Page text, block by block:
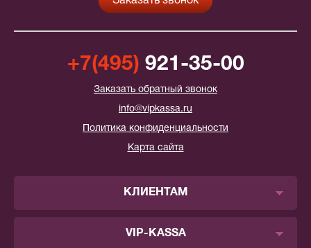
+7(495) 921-35-00
Заказать обратный звонок
info@vipkassa.ru
Политика конфиденциальности
Карта сайта
КЛИЕНТАМ
VIP-KASSA